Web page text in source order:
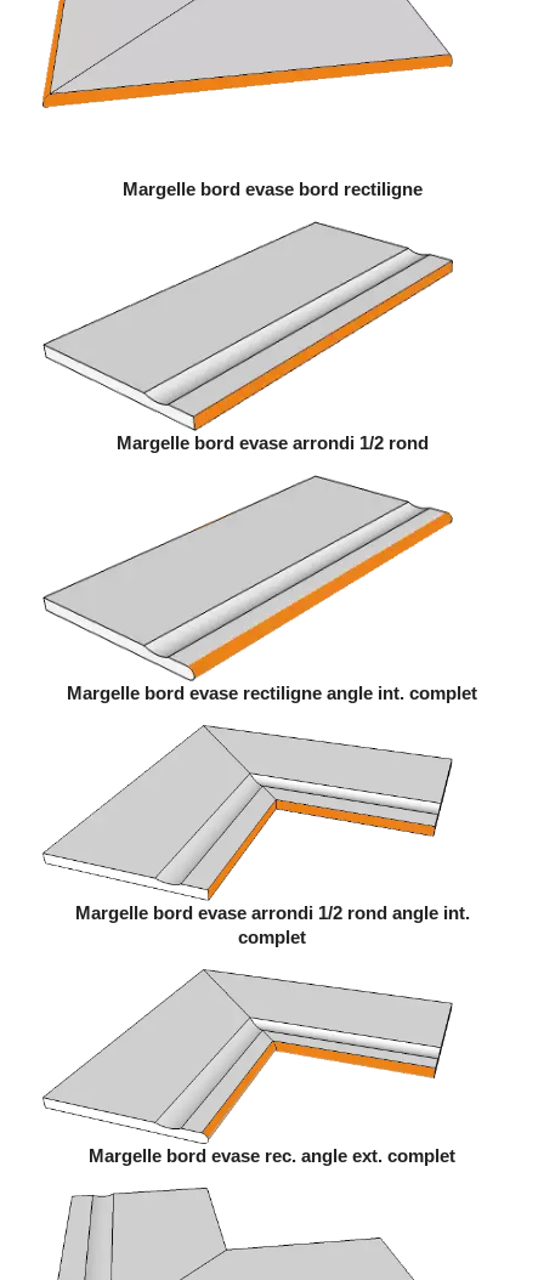
Margelle bord evase bord rectiligne
Margelle bord evase arrondi 1/2 rond
Margelle bord evase rectiligne angle int. complet
Margelle bord evase arrondi 1/2 rond angle int.
complet
Margelle bord evase rec. angle ext. complet